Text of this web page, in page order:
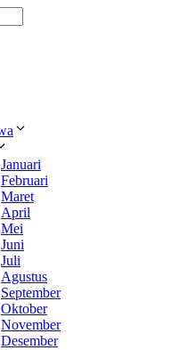
Januari
Februari
Maret
April
Mei
Juni
Juli
Agustus
September
Oktober
November
Desember